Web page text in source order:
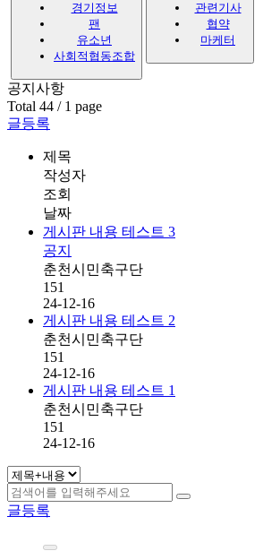
경기정보
팬
유소년
사회적협동조합
관련기사
협약
마케터
공지사항
Total 44 / 1 page
글등록
제목
작성자
조회
날짜
게시판 내용 테스트 3
공지
춘천시민축구단
151
24-12-16
게시판 내용 테스트 2
춘천시민축구단
151
24-12-16
게시판 내용 테스트 1
춘천시민축구단
151
24-12-16
글등록